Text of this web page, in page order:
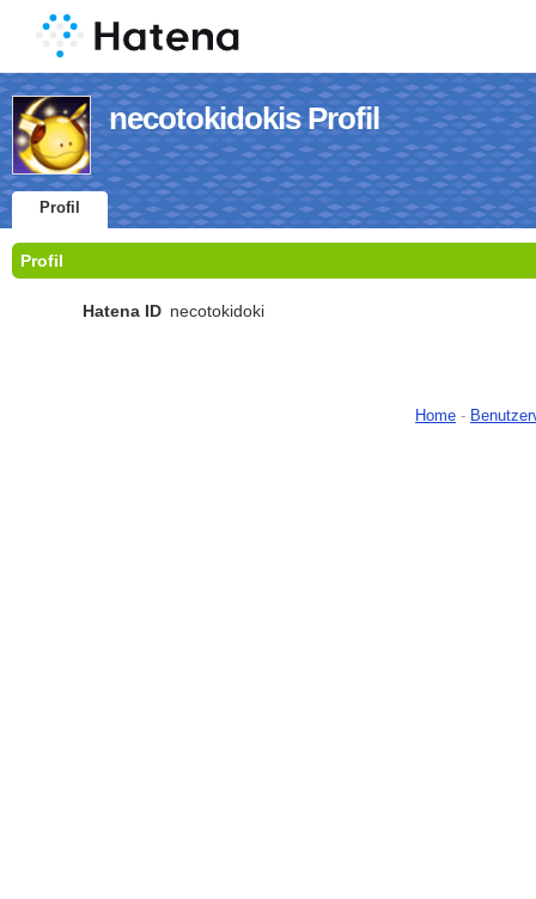
necotokidokis Profil
Profil
Profil
Hatena ID necotokidoki
Home -